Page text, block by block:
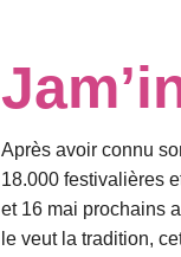
Après avoir connu
18.000 festivalières
et 16 mai prochains
le veut la tradition,